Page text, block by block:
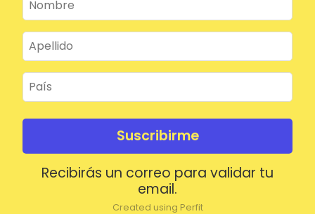
Suscribirme
Recibirás un correo para validar tu
email.
Created using Perfit
Mantenerme conectado
Acceder